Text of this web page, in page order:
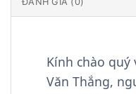
Kính chào quý
Văn Thắng,